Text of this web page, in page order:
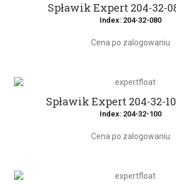
Spławik Expert 204-32-
Index: 204-32-080
Cena po zalogowaniu
Spławik Expert 204-32-
Index: 204-32-100
Cena po zalogowaniu